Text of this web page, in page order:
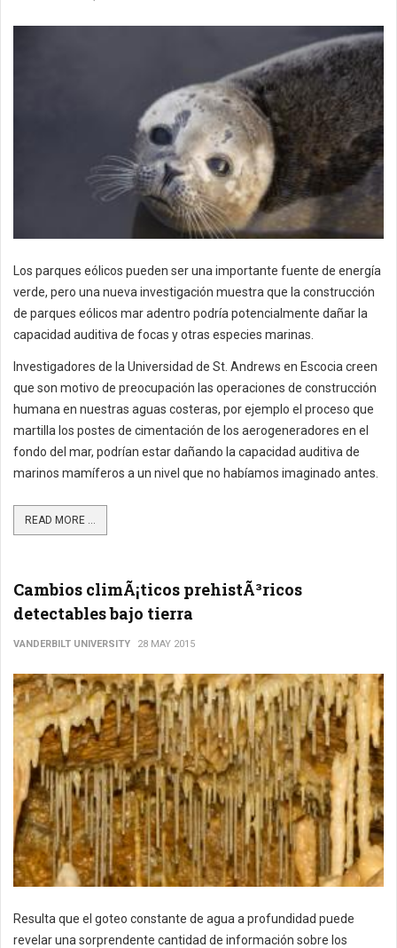
Los parques eólicos pueden ser una importante fuente de energía
verde, pero una nueva investigación muestra que la construcción
de parques eólicos mar adentro podría potencialmente dañar la
capacidad auditiva de focas y otras especies marinas.
Investigadores de la Universidad de St. Andrews en Escocia creen
que son motivo de preocupación las operaciones de construcción
humana en nuestras aguas costeras, por ejemplo el proceso que
martilla los postes de cimentación de los aerogeneradores en el
fondo del mar, podrían estar dañando la capacidad auditiva de
marinos mamíferos a un nivel que no habíamos imaginado antes.
READ MORE ...
Cambios climÃ¡ticos prehistÃ³ricos
detectables bajo tierra
VANDERBILT UNIVERSITY 28 MAY 2015
Resulta que el goteo constante de agua a profundidad puede
revelar una sorprendente cantidad de información sobre los